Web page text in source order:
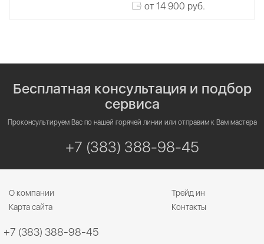
от 14 900 руб.
Бесплатная консультация и подбор
сервиса
Проконсультируем Вас по нашей горячей линии или отправим к Вам мастера
+7 (383) 388-98-45
О компании
Трейд ин
Карта сайта
Контакты
+7 (383) 388-98-45